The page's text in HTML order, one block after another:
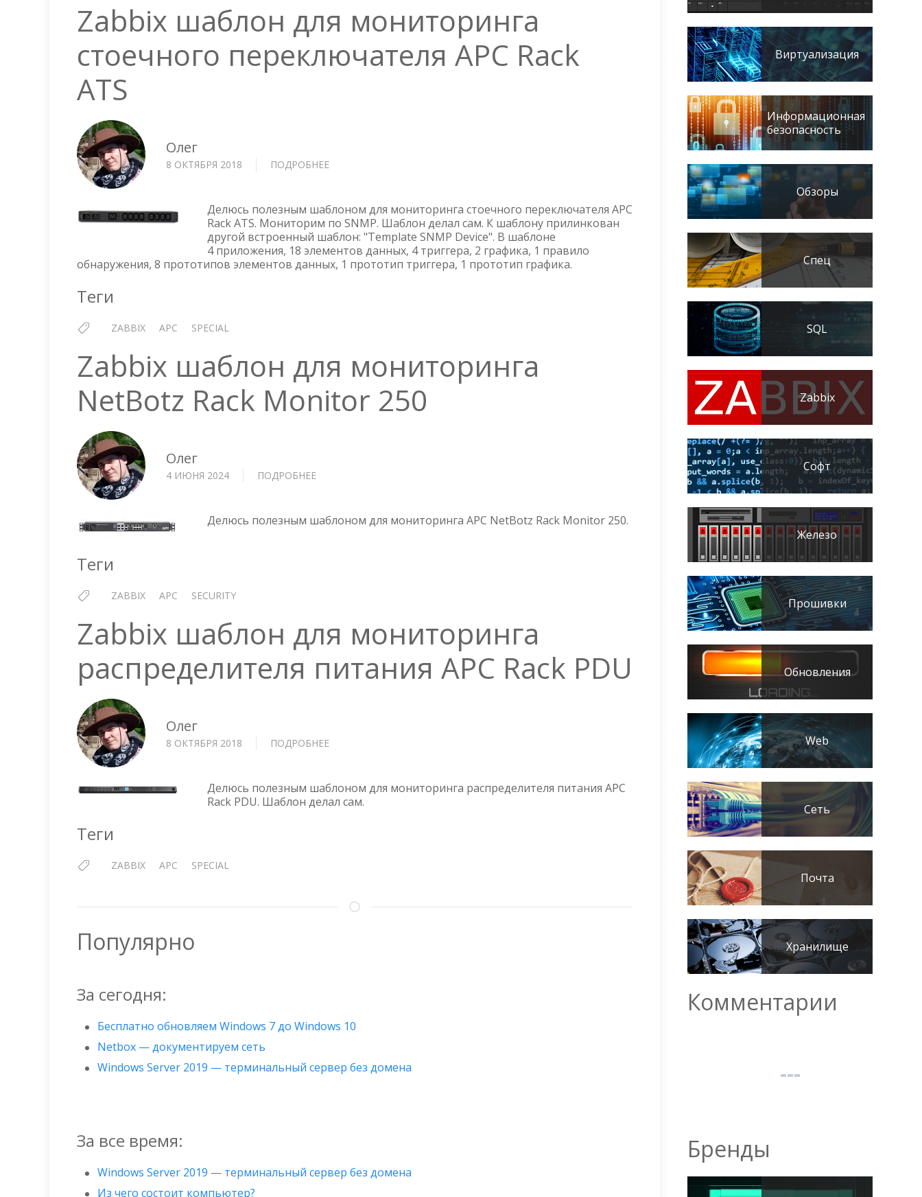
Zabbix шаблон для мониторинга
стоечного переключателя APC Rack
ATS
Олег
8 ОКТЯБРЯ 2018 ПОДРОБНЕЕ
ДЛЯ
МОНИТОРИНГА
СТОЕЧНОГО
ПЕРЕКЛЮЧАТЕЛЯ
APC
Делюсь полезным шаблоном для мониторинга стоечного переключателя APC
Rack ATS. Мониторим по SNMP. Шаблон делал сам. К шаблону прилинкован
другой встроенный шаблон: "Template SNMP Device". В шаблоне
4 приложения, 18 элементов данных, 4 триггера, 2 графика, 1 правило
обнаружения, 8 прототипов элементов данных, 1 прототип триггера, 1 прототип графика.
Теги
ZABBIX APC SPECIAL
Zabbix шаблон для мониторинга
NetBotz Rack Monitor 250
Олег
4 ИЮНЯ 2024 ПОДРОБНЕЕ
ДЛЯ
Делюсь полезным шаблоном для мониторинга APC NetBotz Rack Monitor 250.
Теги
ZABBIX APC SECURITY
Zabbix шаблон для мониторинга
распределителя питания APC Rack PDU
Олег
8 ОКТЯБРЯ 2018 ПОДРОБНЕЕ
ДЛЯ
МОНИТОРИНГА
Делюсь полезным шаблоном для мониторинга распределителя питания APC
Rack PDU. Шаблон делал сам.
Теги
ZABBIX APC SPECIAL
Популярно
За сегодня:
Бесплатно обновляем Windows 7 до Windows 10
Netbox — документируем сеть
Windows Server 2019 — терминальный сервер без домена
За все время:
Windows Server 2019 — терминальный сервер без домена
Из чего состоит компьютер?
Виртуализация
Информационная
безопасность
Обзоры
Спец
SQL
Zabbix
Софт
Железо
Прошивки
Обновления
Web
Сеть
Почта
Хранилище
Комментарии
Бренды